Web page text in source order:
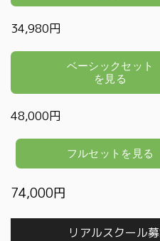
34,980円
48,000円
74,000円
リアルスクール